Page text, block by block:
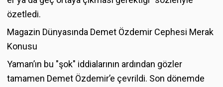
özetledi.
Magazin Dünyasında Demet Özdemir Cephesi Merak
Konusu
Yaman’ın bu "şok" iddialarının ardından gözler
tamamen Demet Özdemir’e çevrildi. Son dönemde